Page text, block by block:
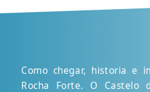
Como chegar, historia e
Rocha Forte. O Castelo